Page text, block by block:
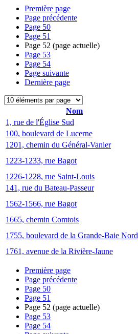
Première page
Page précédente
Page 50
Page 51
Page 52 (page actuelle)
Page 53
Page 54
Page suivante
Dernière page
Nom
1, rue de l'Église Sud
100, boulevard de Lucerne
1201, chemin du Général-Vanier
1223-1233, rue Bagot
1226-1228, rue Saint-Louis
141, rue du Bateau-Passeur
1562-1566, rue Bagot
1665, chemin Comtois
1755, boulevard de la Grande-Baie Nord
1761, avenue de la Rivière-Jaune
Première page
Page précédente
Page 50
Page 51
Page 52 (page actuelle)
Page 53
Page 54